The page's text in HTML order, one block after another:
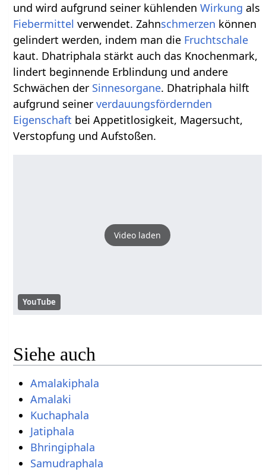
und wird aufgrund seiner kühlendenWirkung als
Fiebermittel verwendet. Zahnschmerzen können
gelindert werden, indem man die Fruchtschale
kaut. Dhatriphala stärkt auch das Knochenmark,
lindert beginnende Erblindung und andere
Schwächen der Sinnesorgane. Dhatriphala hilft
aufgrund seinerverdauungsfördernden
Eigenschaft bei Appetitlosigkeit, Magersucht,
Verstopfung und Aufstoßen.
Video laden
YouTube
Siehe auch
Amalakiphala
Amalaki
Kuchaphala
Jatiphala
Bhringiphala
Samudraphala